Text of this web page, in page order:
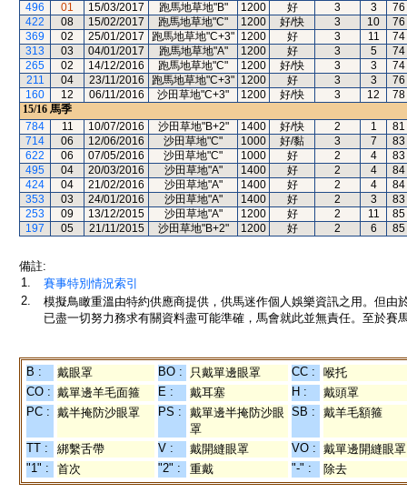
496
01 15/03/2017 跑馬地草地"B" 1200 好 3 3
76
422
08 15/02/2017 跑馬地草地"C" 1200 好/快 3 10
76
369
02 25/01/2017 跑馬地草地"C+3" 1200 好 3 11
74
313
03 04/01/2017 跑馬地草地"A" 1200 好 3 5
74
265
02 14/12/2016 跑馬地草地"C" 1200 好/快 3 3
74
211
04 23/11/2016 跑馬地草地"C+3" 1200 好 3 3
76
160
12 06/11/2016 沙田草地"C+3" 1200 好/快 3 12
78
15/16 馬季
784
11 10/07/2016 沙田草地"B+2" 1400 好/快 2 1
81
714
06 12/06/2016 沙田草地"C" 1000 好/黏 3 7
83
622
06 07/05/2016 沙田草地"C" 1000 好 2 4
83
495
04 20/03/2016 沙田草地"A" 1400 好 2 4
84
424
04 21/02/2016 沙田草地"A" 1400 好 2 4
84
353
03 24/01/2016 沙田草地"A" 1400 好 2 3
83
253
09 13/12/2015 沙田草地"A" 1200 好 2 11
85
197
05 21/11/2015 沙田草地"B+2" 1200 好 2 6 85
備註:
1.
賽事特別情況索引
2.
模擬鳥瞰重溫由特約供應商提供，供馬迷作個人娛樂資訊之用。但
已盡一切努力務求有關資料盡可能準確，馬會就此並無責任。至於賽
B : 戴眼罩 BO : 只戴單邊眼罩 CC :
喉托
CO : 戴單邊羊毛面箍 E : 戴耳塞 H :
戴頭罩
PC : 戴半掩防沙眼罩 PS :
戴單邊半掩防沙眼
罩
SB : 戴羊毛額箍
TT : 綁繫舌帶 V : 戴開縫眼罩 VO : 戴單邊開縫眼罩
"1" :
首次 "2" : 重戴 "-" : 除去